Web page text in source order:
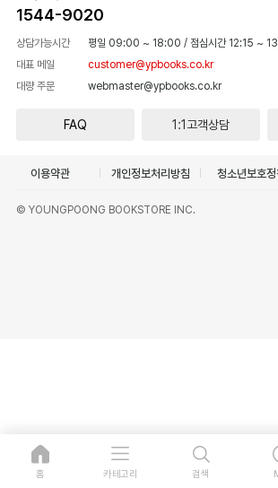
1544-9020
상담가능시간 평일 09:00 ~ 18:00 / 점심시간 12:15 ~
대표 메일
customer@ypbooks.co.kr
대량 주문
webmaster@ypbooks.co.kr
FAQ 1:1고객상담
이용약관 개인정보처리방침 청소년보호정
© YOUNGPOONG BOOKSTORE INC.
홈 카테고리 검색